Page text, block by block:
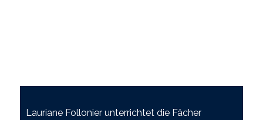
Lauriane Follonier unterrichtet die Fächer